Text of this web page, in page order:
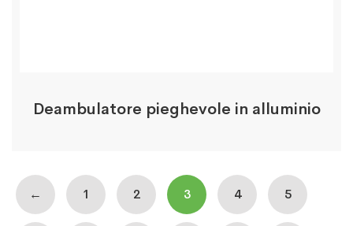
Deambulatore pieghevole in alluminio
← 1 2 3 4 5